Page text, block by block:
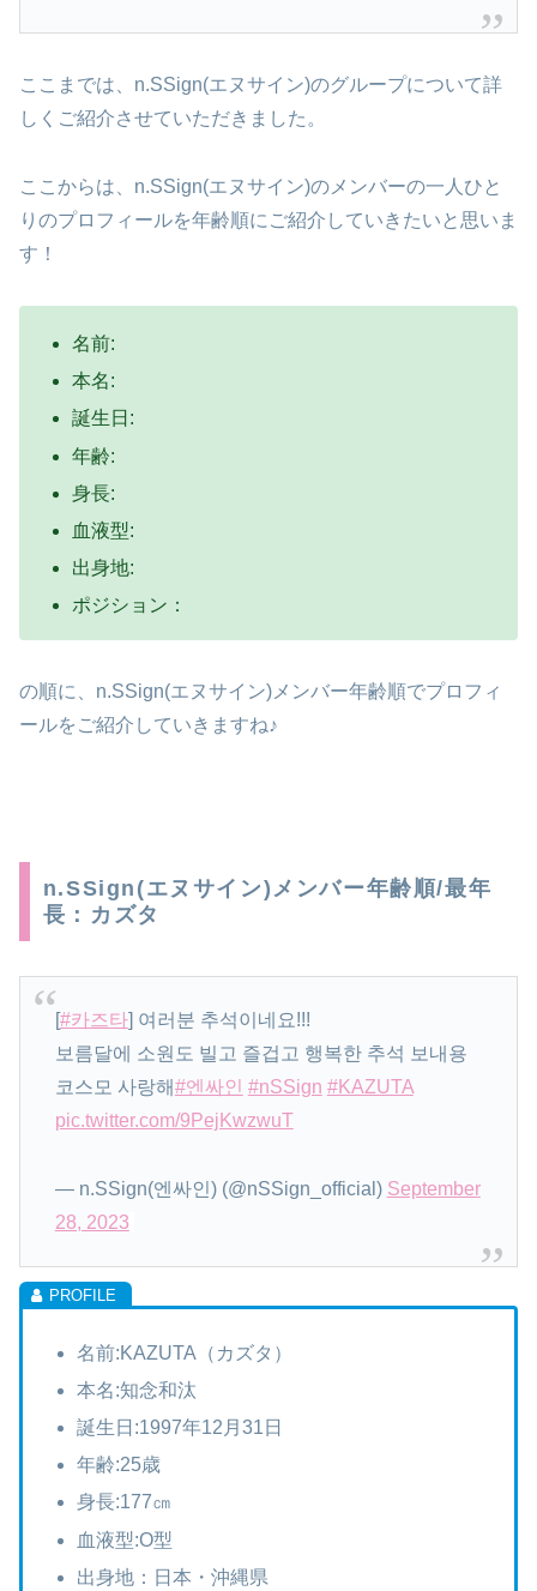
ここまでは、n.SSign(エヌサイン)のグループについて詳
しくご紹介させていただきました。
ここからは、n.SSign(エヌサイン)のメンバーの一人ひと
りのプロフィールを年齢順にご紹介していきたいと思いま
す！
名前:
本名:
誕生日:
年齢:
身長:
血液型:
出身地:
ポジション：
の順に、n.SSign(エヌサイン)メンバー年齢順でプロフィ
ールをご紹介していきますね♪
n.SSign(エヌサイン)メンバー年齢順/最年
長：カズタ
[#카즈타] 여러분 추석이네요!!!
보름달에 소원도 빌고 즐겁고 행복한 추석 보내용
코스모 사랑해#엔싸인 #nSSign #KAZUTA
pic.twitter.com/9PejKwzwuT
— n.SSign(엔싸인) (@nSSign_official) September
28, 2023
名前:KAZUTA（カズタ）
本名:知念和汰
誕生日:1997年12月31日
年齢:25歳
身長:177㎝
血液型:O型
出身地：日本・沖縄県